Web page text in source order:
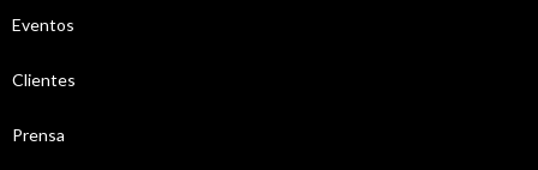
Eventos
Clientes
Prensa